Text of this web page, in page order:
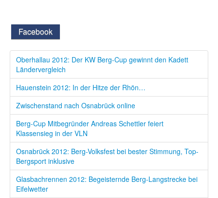
Facebook
Oberhallau 2012: Der KW Berg-Cup gewinnt den Kadett
Ländervergleich
Hauenstein 2012: In der Hitze der Rhön…
Zwischenstand nach Osnabrück online
Berg-Cup Mitbegründer Andreas Schettler feiert
Klassensieg in der VLN
Osnabrück 2012: Berg-Volksfest bei bester Stimmung, Top-
Bergsport inklusive
Glasbachrennen 2012: Begeisternde Berg-Langstrecke bei
Eifelwetter